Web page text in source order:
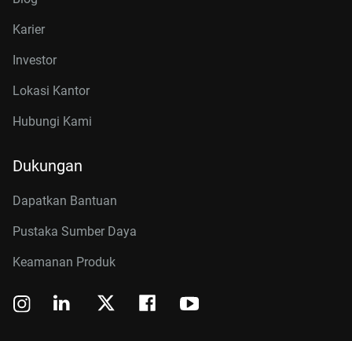
Karier
Investor
Lokasi Kantor
Hubungi Kami
Dukungan
Dapatkan Bantuan
Pustaka Sumber Daya
Keamanan Produk